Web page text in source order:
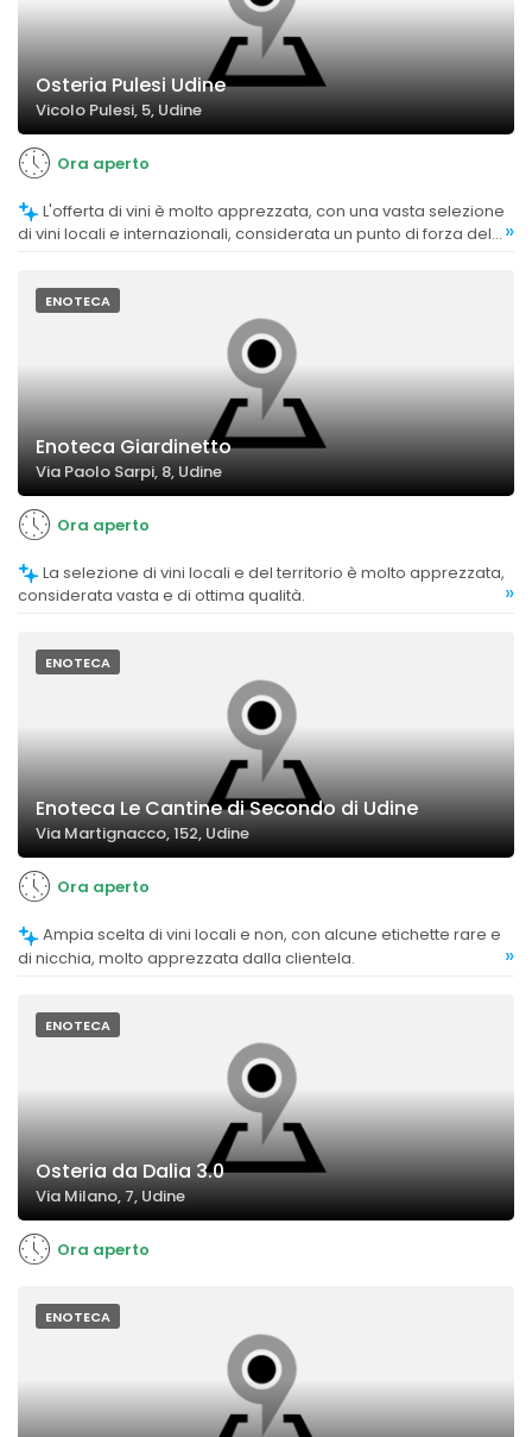
Osteria Pulesi Udine
Vicolo Pulesi, 5, Udine
Ora aperto
di vini locali e internazionali, considerata un punto di forza del
»
ENOTECA
Enoteca Giardinetto
Via Paolo Sarpi, 8, Udine
Ora aperto
considerata vasta e di ottima qualità.
»
ENOTECA
Enoteca Le Cantine di Secondo di Udine
Via Martignacco, 152, Udine
Ora aperto
di nicchia, molto apprezzata dalla clientela.
»
ENOTECA
Osteria da Dalia 3.0
Via Milano, 7, Udine
Ora aperto
ENOTECA